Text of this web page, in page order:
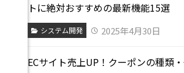
トに絶対おすすめの最新機能15選
システム開発 2025年4月30日
ECサイト売上UP！クーポンの種類